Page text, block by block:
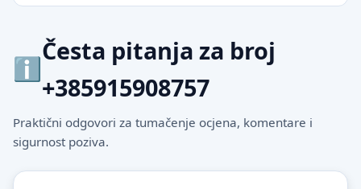
Česta pitanja za broj
+385915908757
Praktični odgovori za tumačenje ocjena, komentare i
sigurnost poziva.